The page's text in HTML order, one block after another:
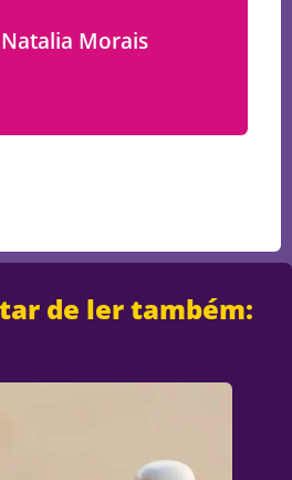
Natalia Morais
de ler também: